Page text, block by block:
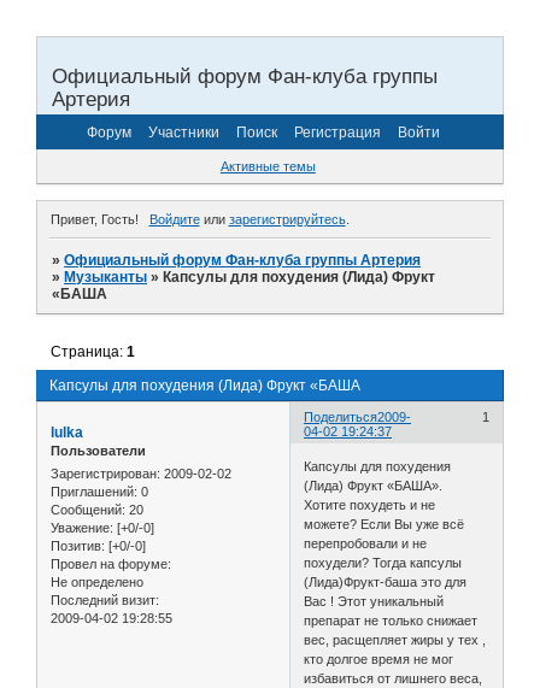
Официальный форум Фан-клуба группы
Артерия
Форум Участники Поиск Регистрация Войти
Активные темы
Привет, Гость! Войдитеили зарегистрируйтесь.
»Официальный форум Фан-клуба группы Артерия
»Музыканты »Капсулы для похудения (Лида) Фрукт
«БАША
Капсулы для похудения (Лида) Фрукт «БАША
Страница:1
Поделиться 1
2009-
04-02 19:24:37
lulka
Пользователи
Зарегистрирован: 2009-02-02
Приглашений: 0
Сообщений: 20
Уважение: [+0/-0]
Позитив: [+0/-0]
Провел на форуме:
Не определено
Последний визит:
2009-04-02 19:28:55
Капсулы для похудения
(Лида) Фрукт «БАША».
Хотите похудеть и не
можете? Если Вы уже всё
перепробовали и не
похудели? Тогда капсулы
(Лида)Фрукт-баша это для
Вас ! Этот уникальный
препарат не только снижает
вес, расщепляет жиры у тех ,
кто долгое время не мог
избавиться от лишнего веса,